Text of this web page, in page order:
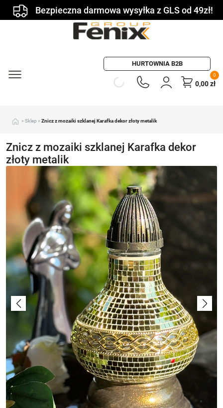
Bezpieczna darmowa wysyłka z GLS od 49zł!
HURTOWNIA B2B
0
0,00zł
» Sklep » Znicz z mozaiki szklanej Karafka dekor złoty metalik
Znicz z mozaiki szklanej Karafka dekor
złoty metalik